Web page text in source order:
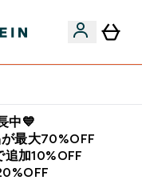
中💙
最大70%OFF
追加10%OFF